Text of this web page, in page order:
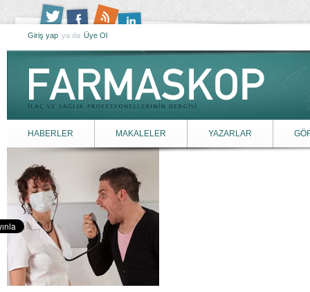
Giriş yap ya da Üye Ol
HABERLER MAKALELER YAZARLAR